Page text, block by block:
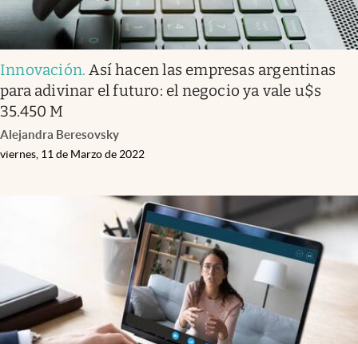
Innovación.Así hacen las empresas argentinas
para adivinar el futuro: el negocio ya vale u$s
35.450 M
Alejandra Beresovsky
viernes, 11 de Marzo de 2022